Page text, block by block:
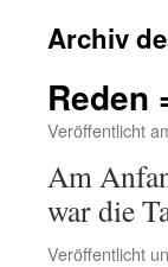
Archiv
Reden
Veröffentlicht
Am
war die
Veröffentlicht